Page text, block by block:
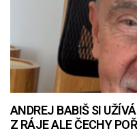
ANDREJ BABIŠ SI
Z RÁJE ALE ČECHY